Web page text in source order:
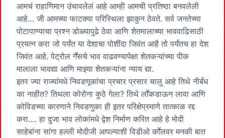
आमचं राहाणिमान उंचावलेलं आहे आम्ही आमची प्रतिष्ठा बनवलेली
आहे… जी आमच्या फाटक्या परिस्थिला झाकुन ठेवते. सर्व जनतेच्या
पोटापाण्याचा प्रश्न डोळ्यापुढे ठेवा आणि शेतमालाच्या भाववाढिसाठी
प्रयत्न करा जो पर्यंत या देशाचा पोशींदा जिवंत आहै तो पर्यंतच हा देश
जिवंत आहे. पेट्रोल गॕसचे भाव वाढवण्यापेक्षा शेतकऱ्यांच्या पीक
मालाला भावद्या आणि माझ्या शेतकऱ्यांना न्याय द्या.
इतर ज्या राज्यांमधे निवडणूकांचा प्रचार प्रसार चालु आहे तिथे नीर्बंध
का नाहीत? तिथला कोरोना कुठे गेला? तिथे लाॕकडाऊन लावा आणि
कोविडच्या कारणाने निवडणुका ही इतर परिक्षेप्रमाणे तात्काळ रद्द
करा…. हा दुजा भाव लोकांमधे द्वेश निर्माण करित आहे हे मोदी
साहेबांना सांगा हल्ली मोदीजी आपल्याशी विडीओ काॕलवर मनकी बात